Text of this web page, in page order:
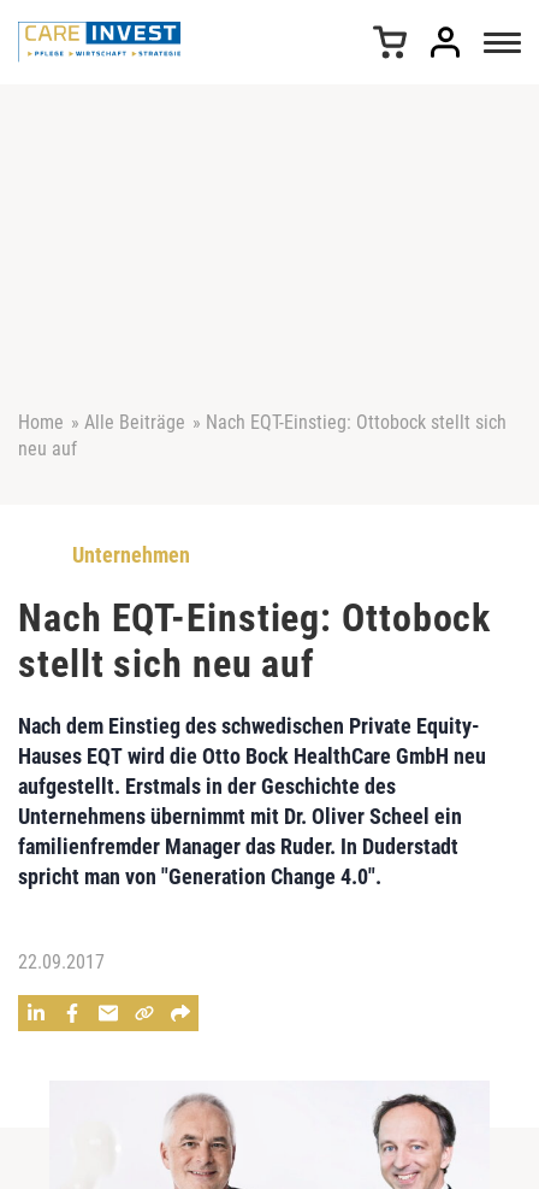
Home » Alle Beiträge » Nach EQT-Einstieg: Ottobock stellt sich
neu auf
Unternehmen
Nach EQT-Einstieg: Ottobock
stellt sich neu auf
Nach dem Einstieg des schwedischen Private Equity-
Hauses EQTwird die Otto Bock HealthCare GmbH neu
aufgestellt. Erstmals in der Geschichte des
Unternehmens übernimmt mit Dr. Oliver Scheel ein
familienfremder Managerdas Ruder. In Duderstadt
spricht man von "Generation Change 4.0".
22.09.2017